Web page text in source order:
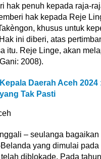
hak penuh kepada raja-
hak kepada Reje
khusus untuk
ini diberi, atas
itu. Reje Linge, akan
2008).
Daerah Aceh
Tak Pasti
– seulanga
yang dimulai
diblokade. Pada